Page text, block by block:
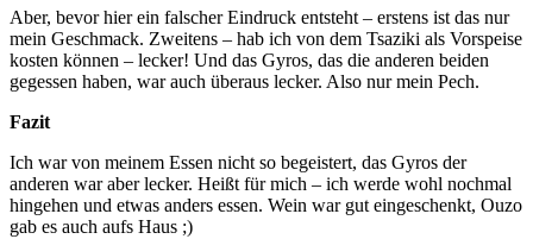
Aber, bevor hier ein falscher Eindruck entsteht – erstens ist das nur
mein Geschmack. Zweitens – hab ich von dem Tsaziki als Vorspeise
kosten können – lecker! Und das Gyros, das die anderen beiden
gegessen haben, war auch überaus lecker. Also nur mein Pech.
Fazit
Ich war von meinem Essen nicht so begeistert, das Gyros der
anderen war aber lecker. Heißt für mich – ich werde wohl nochmal
hingehen und etwas anders essen. Wein war gut eingeschenkt, Ouzo
gab es auch aufs Haus ;)